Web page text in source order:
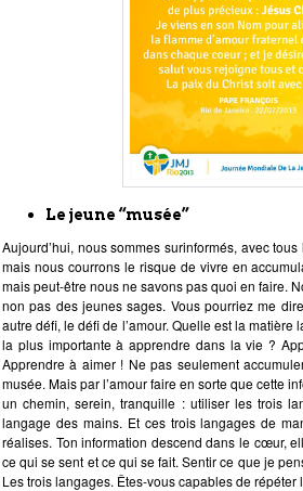
Le jeune “musée”
Aujourd’hui, nous sommes surinformés, avec
mais nous courrons le risque de vivre en
mais peut-être nous ne savons pas quoi en faire.
non pas des jeunes sages. Vous pourriez me
autre défi, le défi de l’amour. Quelle est la
la plus importante à apprendre dans la vie ?
Apprendre à aimer ! Ne pas seulement
musée. Mais par l’amour faire en sorte que cette
un chemin, serein, tranquille : utiliser les trois
langage des mains. Et ces trois langages de
réalises. Ton information descend dans le cœur,
ce qui se sent et ce qui se fait. Sentir ce que je
Les trois langages. Êtes-vous capables de